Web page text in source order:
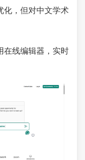
化，但对中文学术
在线编辑器，实时